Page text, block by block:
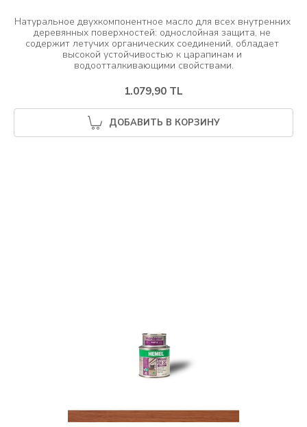
Натуральное двухкомпонентное масло для всех внутренних
деревянных поверхностей: однослойная защита, не
содержит летучих органических соединений, обладает
высокой устойчивостью к царапинам и
1.079,90 TL
ДОБАВИТЬ В КОРЗИНУ